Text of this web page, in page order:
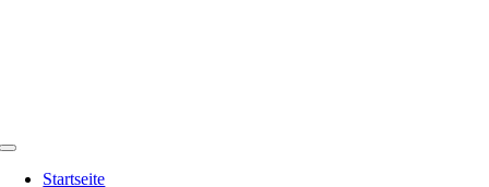
Toggle
NavigationStartseite